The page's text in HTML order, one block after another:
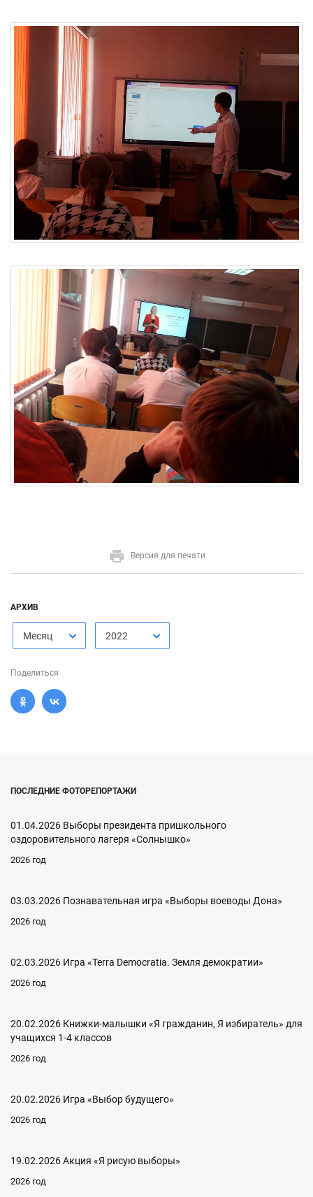
Версия для печати
АРХИВ
Месяц 2022
Поделиться
ПОСЛЕДНИЕ ФОТОРЕПОРТАЖИ
01.04.2026 Выборы президента пришкольного
оздоровительного лагеря «Солнышко»
2026 год
03.03.2026 Познавательная игра «Выборы воеводы Дона»
2026 год
02.03.2026 Игра «Terra Democratia. Земля демократии»
2026 год
20.02.2026 Книжки-малышки «Я гражданин, Я избиратель» для
учащихся 1-4 классов
2026 год
20.02.2026 Игра «Выбор будущего»
2026 год
19.02.2026 Акция «Я рисую выборы»
2026 год